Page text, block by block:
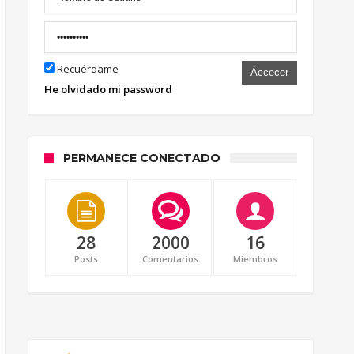
Recuérdame Accecer
He olvidado mi password
PERMANECE CONECTADO
28
Posts
2000
Comentarios
16
Miembros